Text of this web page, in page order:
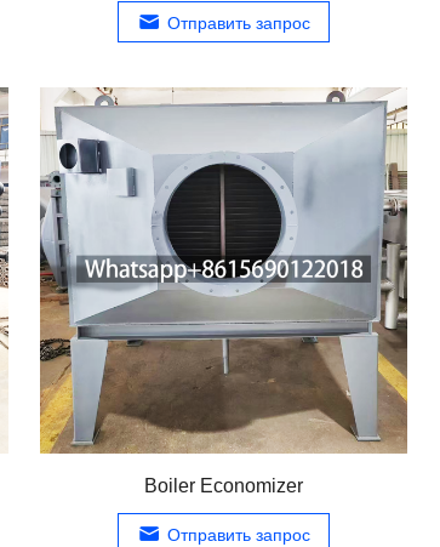
Отправить запрос
Boiler Economizer
Отправить запрос